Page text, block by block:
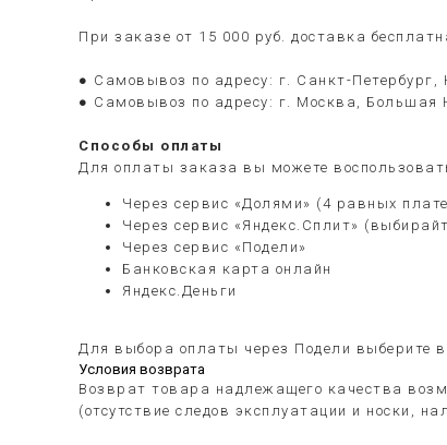
При заказе от 15 000 руб. доставка
● Самовывоз по адресу: г. Санкт-
● Самовывоз по адресу: г. Москва, Большая
Способы оплаты
Для оплаты заказа вы можете
Через сервис «Долями» (4 равных
Через сервис «Яндекс.Сплит»
Через сервис «Подели»
Банковская карта онлайн
Яндекс.Деньги
Для выбора оплаты через Подели выберите в
Условия возврата
Возврат товара надлежащего качества
(отсутствие следов эксплуатации и носки,